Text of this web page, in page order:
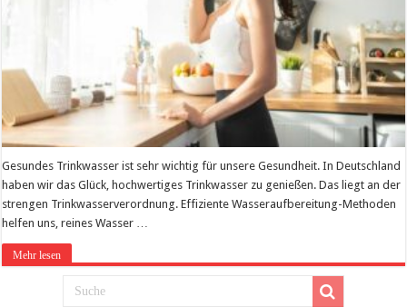
Gesundes Trinkwasser ist sehr wichtig für unsere Gesundheit. In Deutschland
haben wir das Glück, hochwertiges Trinkwasser zu genießen. Das liegt an der
strengen Trinkwasserverordnung. Effiziente Wasseraufbereitung-Methoden
helfen uns, reines Wasser …
Mehr lesen